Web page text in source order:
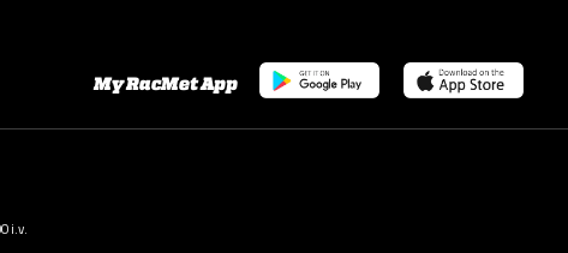
My RacMet App
i.v.